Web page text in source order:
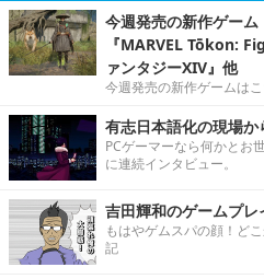
今週発売の新作ゲー
『MARVEL Tōkon:
ァンタジーXIV』他
今週発売の新作ゲームはこ
有志日本語化の現場か
PCゲーマーなら何かとお
に連続インタビュー。
吉田輝和のゲームプレ
もはやゲムスパの顔！ど
記